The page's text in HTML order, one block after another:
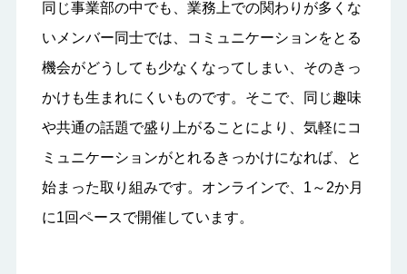
同じ事業部の中でも、業務上での関わりが多くな
いメンバー同士では、コミュニケーションをとる
機会がどうしても少なくなってしまい、そのきっ
かけも生まれにくいものです。そこで、同じ趣味
や共通の話題で盛り上がることにより、気軽にコ
ミュニケーションがとれるきっかけになれば、と
始まった取り組みです。オンラインで、1～2か月
に1回ペースで開催しています。